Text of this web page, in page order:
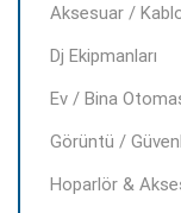
Aksesuar /
Dj Ekipmanları
Ev / Bina
Görüntü /
Hoparlör &